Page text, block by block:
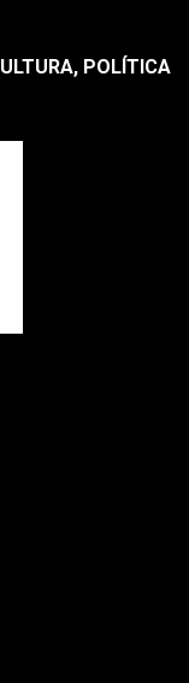
POLÍTICA